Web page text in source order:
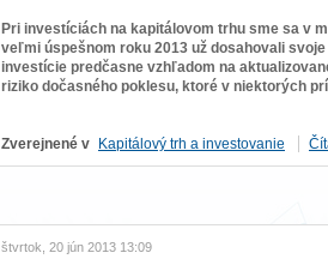
Pri investíciách na kapitálovom trhu sme sa v
veľmi úspešnom roku 2013 už dosahovali
investície predčasne vzhľadom na
riziko dočasného poklesu, ktoré v niektorých
Zverejnené v Kapitálový trh a investovanie
štvrtok, 20 jún 2013 13:09